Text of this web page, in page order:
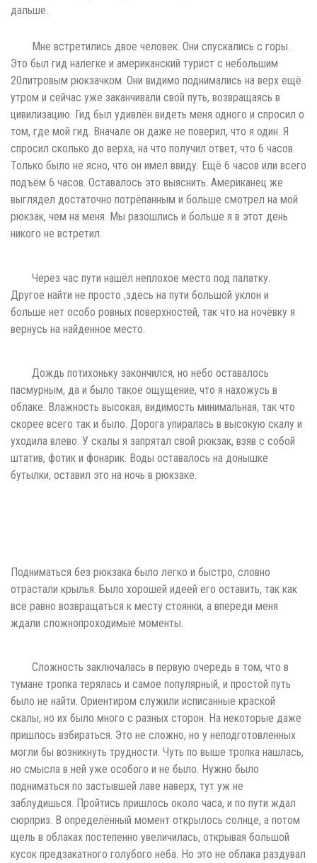
дальше.
Мне встретились двое человек. Они спускались с горы.
Это был гид налегке и американский турист с небольшим
20литровым рюкзачком. Они видимо поднимались на верх ещё
утром и сейчас уже заканчивали свой путь, возвращаясь в
цивилизацию. Гид был удивлён видеть меня одного и спросил о
том, где мой гид. Вначале он даже не поверил, что я один. Я
спросил сколько до верха, на что получил ответ, что 6 часов.
Только было не ясно, что он имел ввиду. Ещё 6 часов или всего
подъём 6 часов. Оставалось это выяснить. Американец же
выглядел достаточно потрёпанным и больше смотрел на мой
рюкзак, чем на меня. Мы разошлись и больше я в этот день
никого не встретил.
Через час пути нашёл неплохое место под палатку.
Другое найти не просто ,здесь на пути большой уклон и
больше нет особо ровных поверхностей, так что на ночёвку я
вернусь на найденное место.
Дождь потихоньку закончился, но небо оставалось
пасмурным, да и было такое ощущение, что я нахожусь в
облаке. Влажность высокая, видимость минимальная, так что
скорее всего так и было. Дорога упиралась в высокую скалу и
уходила влево. У скалы я запрятал свой рюкзак, взяв с собой
штатив, фотик и фонарик. Воды оставалось на донышке
бутылки, оставил это на ночь в рюкзаке.
Подниматься без рюкзака было легко и быстро, словно
отрастали крылья. Было хорошей идеей его оставить, так как
всё равно возвращаться к месту стоянки, а впереди меня
ждали сложнопроходимые моменты.
Сложность заключалась в первую очередь в том, что в
тумане тропка терялась и самое популярный, и простой путь
было не найти. Ориентиром служили исписанные краской
скалы, но их было много с разных сторон. На некоторые даже
пришлось взбираться. Это не сложно, но у неподготовленных
могли бы возникнуть трудности. Чуть по выше тропка нашлась,
но смысла в ней уже особого и не было. Нужно было
подниматься по застывшей лаве наверх, тут уж не
заблудишься. Пройтись пришлось около часа, и по пути ждал
сюрприз. В определённый момент открылось солнце, а потом
щель в облаках постепенно увеличилась, открывая большой
кусок предзакатного голубого неба. Но это не облака раздувал